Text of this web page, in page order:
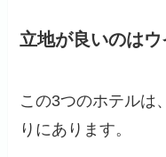
立地が良いのはウ
この3つのホテルは
りにあります。